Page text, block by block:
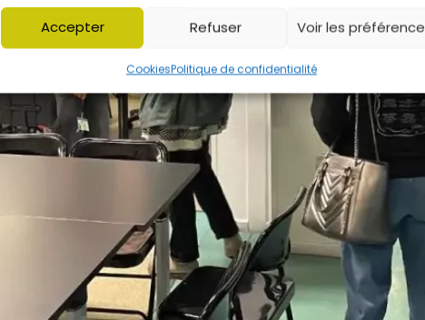
Accepter Refuser Voir les
CookiesPolitique de confidentialité